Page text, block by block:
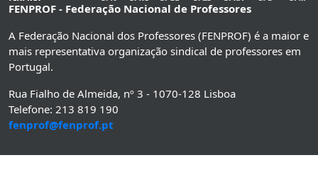
FENPROF - Federação Nacional de Professores
A Federação Nacional dos Professores (FENPROF) é a maior e
mais representativa organização sindical de professores em
Portugal.
Rua Fialho de Almeida, nº 3 - 1070-128 Lisboa
Telefone: 213 819 190
fenprof@fenprof.pt